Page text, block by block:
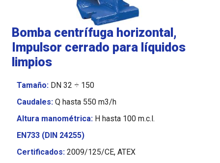
Bomba centrífuga horizontal,
Impulsor cerrado para líquidos
limpios
Tamaño:DN 32 ÷ 150
Caudales:Q hasta 550 m3/h
Altura manométrica:H hasta 100 m.c.l.
EN733 (DIN 24255)
Certificados: 2009/125/CE, ATEX